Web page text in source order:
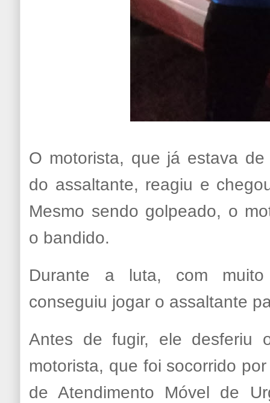
O motorista, que já estava
do assaltante, reagiu e
Mesmo sendo golpeado, o
o bandido.
Durante a luta, com
conseguiu jogar o assaltante
Antes de fugir, ele desferiu
motorista, que foi socorrido
de Atendimento Móvel de